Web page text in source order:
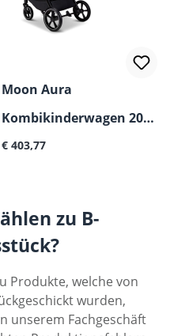
Moon Aura
Kombikinderwagen 2026
| B-Ware
Regulärer Preis:
€ 403,77
zu B-
Produkte, welche von
wurden,
unserem Fachgeschäft